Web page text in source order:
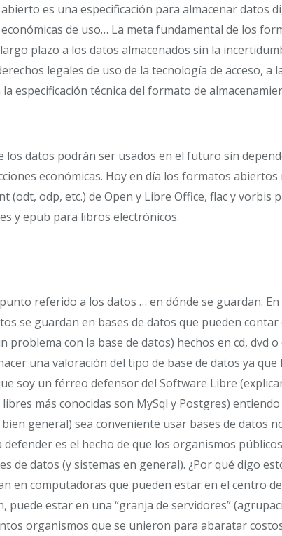
es una especificación para almacenar datos
de uso… La meta fundamental de los
plazo a los datos almacenados sin la
legales de uso de la tecnología de acceso, a
especificación técnica del formato de
los datos podrán ser usados en el futuro sin
económicas. Hoy en día los formatos abiertos
(odt, odp, etc.) de Open y Libre Office, flac y vorbis
y epub para libros electrónicos.
referido a los datos … en dónde se guardan. En
se guardan en bases de datos que pueden
problema con la base de datos) hechos en cd, dvd o
una valoración del tipo de base de datos ya que
soy un férreo defensor del Software Libre
más conocidas son MySql y Postgres)
general) sea conveniente usar bases de datos
defender es el hecho de que los organismos
de datos (y sistemas en general). ¿Por qué digo
en computadoras que pueden estar en el centro
puede estar en una “granja de servidores”
organismos que se unieron para abaratar